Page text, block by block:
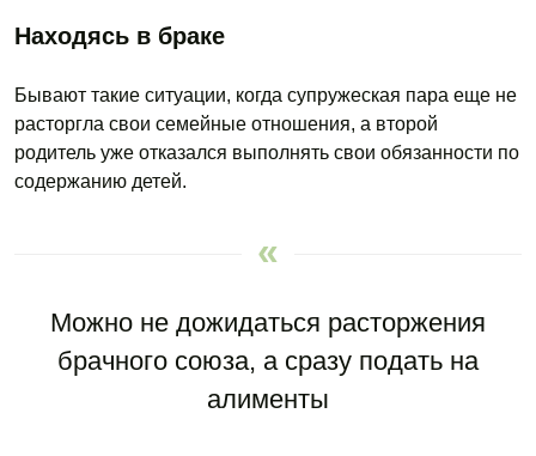
Находясь в браке
Бывают такие ситуации, когда супружеская пара еще не
расторгла свои семейные отношения, а второй
родитель уже отказался выполнять свои обязанности по
содержанию детей.
Можно не дожидаться расторжения
брачного союза, а сразу подать на
алименты